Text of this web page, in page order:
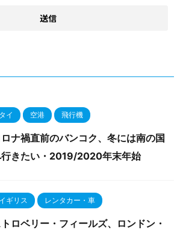
タイ 空港 飛行機
ロナ禍直前のバンコク、冬には南の国
きたい・2019/2020年末年始
イギリス レンタカー・車
ロベリー・フィールズ、ロンドン・